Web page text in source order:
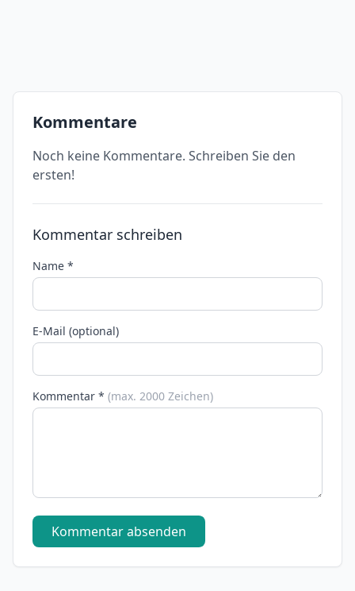
Kommentare
Noch keine Kommentare. Schreiben Sie den
ersten!
Kommentar schreiben
Name *
E-Mail (optional)
Kommentar * (max. 2000 Zeichen)
Kommentar absenden